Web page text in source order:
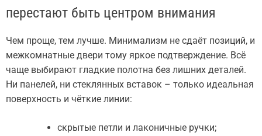
перестают быть центром внимания
Чем проще, тем лучше. Минимализм не сдаёт позиций, и
межкомнатные двери тому яркое подтверждение. Всё
чаще выбирают гладкие полотна без лишних деталей.
Ни панелей, ни стеклянных вставок – только идеальная
поверхность и чёткие линии:
скрытые петли и лаконичные ручки;